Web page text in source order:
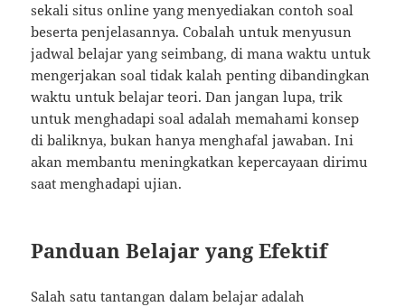
sekali situs online yang menyediakan contoh soal
beserta penjelasannya. Cobalah untuk menyusun
jadwal belajar yang seimbang, di mana waktu untuk
mengerjakan soal tidak kalah penting dibandingkan
waktu untuk belajar teori. Dan jangan lupa, trik
untuk menghadapi soal adalah memahami konsep
di baliknya, bukan hanya menghafal jawaban. Ini
akan membantu meningkatkan kepercayaan dirimu
saat menghadapi ujian.
Panduan Belajar yang Efektif
Salah satu tantangan dalam belajar adalah